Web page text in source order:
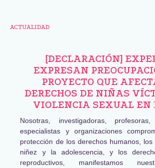
ACTUALIDAD
[DECLARACIÓN]
EXPRESAN
PROYECTO QUE
DERECHOS DE NIÑAS
VIOLENCIA SEXUAL EN
Nosotras, investigadoras, profesoras,
especialistas y organizaciones
protección de los derechos humanos,
niñez y la adolescencia, y los
reproductivos, manifestamos